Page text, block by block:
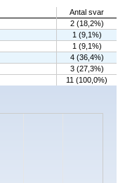
Antal svar
2 (18,2%)
1 (9,1%)
1 (9,1%)
4 (36,4%)
3 (27,3%)
11 (100,0%)
1 to 4.